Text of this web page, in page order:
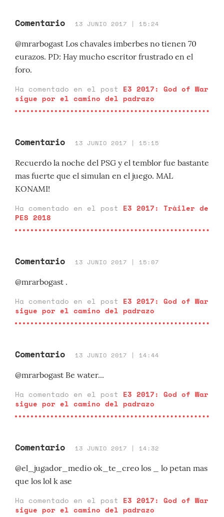
Comentario 13 JUNIO 2017 | 15:24
@mrarbogast Los chavales imberbes no tienen 70
eurazos. PD: Hay mucho escritor frustrado en el
foro.
Ha comentado en el post E3 2017: God of War
sigue por el camino del padrazo
Comentario 13 JUNIO 2017 | 15:15
Recuerdo la noche del PSG y el temblor fue bastante
mas fuerte que el simulan en el juego. MAL
KONAMI!
Ha comentado en el post E3 2017: Tráiler de
PES 2018
Comentario 13 JUNIO 2017 | 15:07
@mrarbogast .
Ha comentado en el post E3 2017: God of War
sigue por el camino del padrazo
Comentario 13 JUNIO 2017 | 14:44
@mrarbogast Be water...
Ha comentado en el post E3 2017: God of War
sigue por el camino del padrazo
Comentario 13 JUNIO 2017 | 14:32
@el_jugador_medio ok_te_creo los _ lo petan mas
que los lol k ase
Ha comentado en el post E3 2017: God of War
sigue por el camino del padrazo